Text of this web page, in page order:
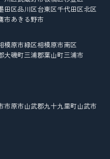
田区品川区台東区千代田区北区
市あきる野市
模原市緑区相模原市南区
大磯町三浦郡葉山町三浦市
市原市山武郡九十九里町山武市